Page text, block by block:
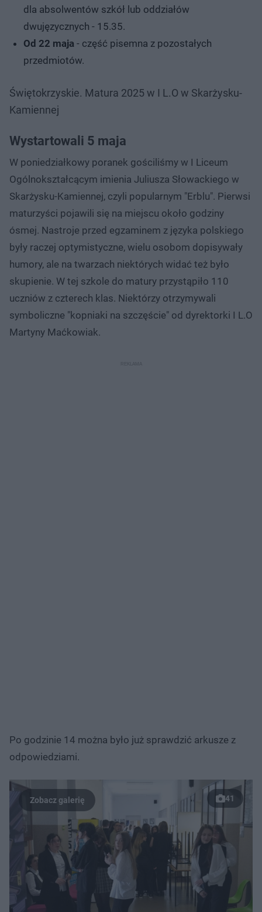
dla absolwentów szkół lub oddziałów
dwujęzycznych - 15.35.
Od 22 maja - część pisemna z pozostałych
przedmiotów.
Świętokrzyskie. Matura 2025 w I L.O w Skarżysku-
Kamiennej
Wystartowali 5 maja
W poniedziałkowy poranek gościliśmy w I Liceum
Ogólnokształcącym imienia Juliusza Słowackiego w
Skarżysku-Kamiennej, czyli popularnym "Erblu". Pierwsi
maturzyści pojawili się na miejscu około godziny
ósmej. Nastroje przed egzaminem z języka polskiego
były raczej optymistyczne, wielu osobom dopisywały
humory, ale na twarzach niektórych widać też było
skupienie. W tej szkole do matury przystąpiło 110
uczniów z czterech klas. Niektórzy otrzymywali
symboliczne "kopniaki na szczęście" od dyrektorki I L.O
Martyny Maćkowiak.
Po godzinie 14 można było już sprawdzić arkusze z
odpowiedziami.
41